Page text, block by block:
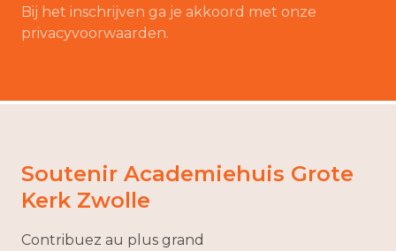
Bij het inschrijven ga je akkoord met onze
privacyvoorwaarden.
Soutenir Academiehuis Grote
Kerk Zwolle
Contribuez au plus grand